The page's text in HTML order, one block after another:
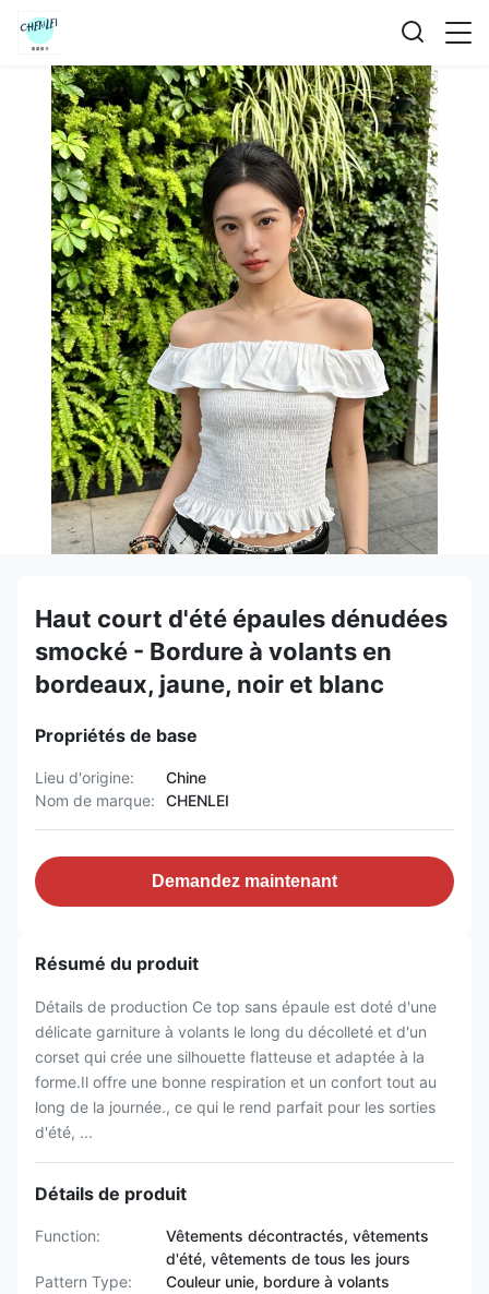
Haut court d'été épaules dénudées
smocké - Bordure à volants en
bordeaux, jaune, noir et blanc
Propriétés de base
Lieu d'origine:
Chine
Nom de marque:
CHENLEI
Demandez maintenant
Résumé du produit
Détails de production Ce top sans épaule est doté d'une
délicate garniture à volants le long du décolleté et d'un
corset qui crée une silhouette flatteuse et adaptée à la
forme.Il offre une bonne respiration et un confort tout au
long de la journée., ce qui le rend parfait pour les sorties
d'été, ...
Détails de produit
Function:
Vêtements décontractés, vêtements
d'été, vêtements de tous les jours
Pattern Type:
Couleur unie, bordure à volants